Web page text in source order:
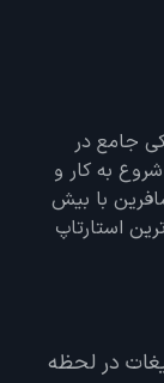
جامع در
تمامی زمینه های گردشگری در سال 1391 شروع به کار و
مسافرین با بیش
استارتاپ
در لحظه